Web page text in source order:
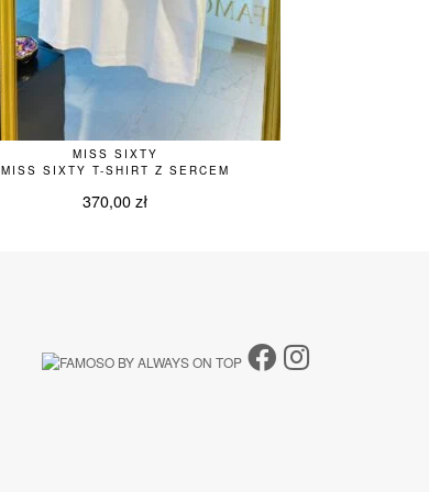
MISS SIXTY
MISS SIXTY T-SHIRT Z SERCEM
370,00zł